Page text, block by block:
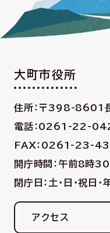
大町市役所
住所：〒398-8601
電話：0261-22-
FAX：0261-23-
開庁時間：午前8時
閉庁日：土・日・祝日・
アクセス